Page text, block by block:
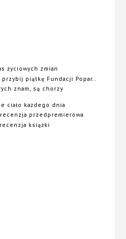
życiowych zmian
piątkę Fundacji Popar...
znam, są chorzy
ciało każdego dnia
przedpremierowa
recenzja książki